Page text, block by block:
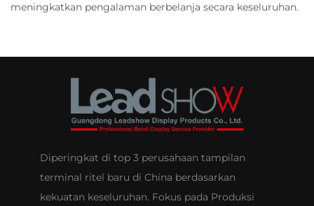
meningkatkan pengalaman berbelanja secara keseluruhan.
Diperingkat di top 3 perusahaan tampilan
terminal ritel baru di China berdasarkan
kekuatan keseluruhan. Fokus pada Produksi